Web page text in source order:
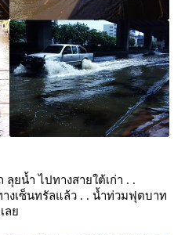
ยน้ำ ไปทางสายใต้เก่า . .
างเซ็นทรัลแล้ว . . น้ำท่วมฟุตบาท
เล